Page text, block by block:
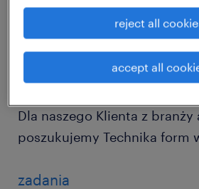
описание должности
🛠️ Technik form
Dla naszego Klienta z
poszukujemy Technika form
zadania
accept all
reject all